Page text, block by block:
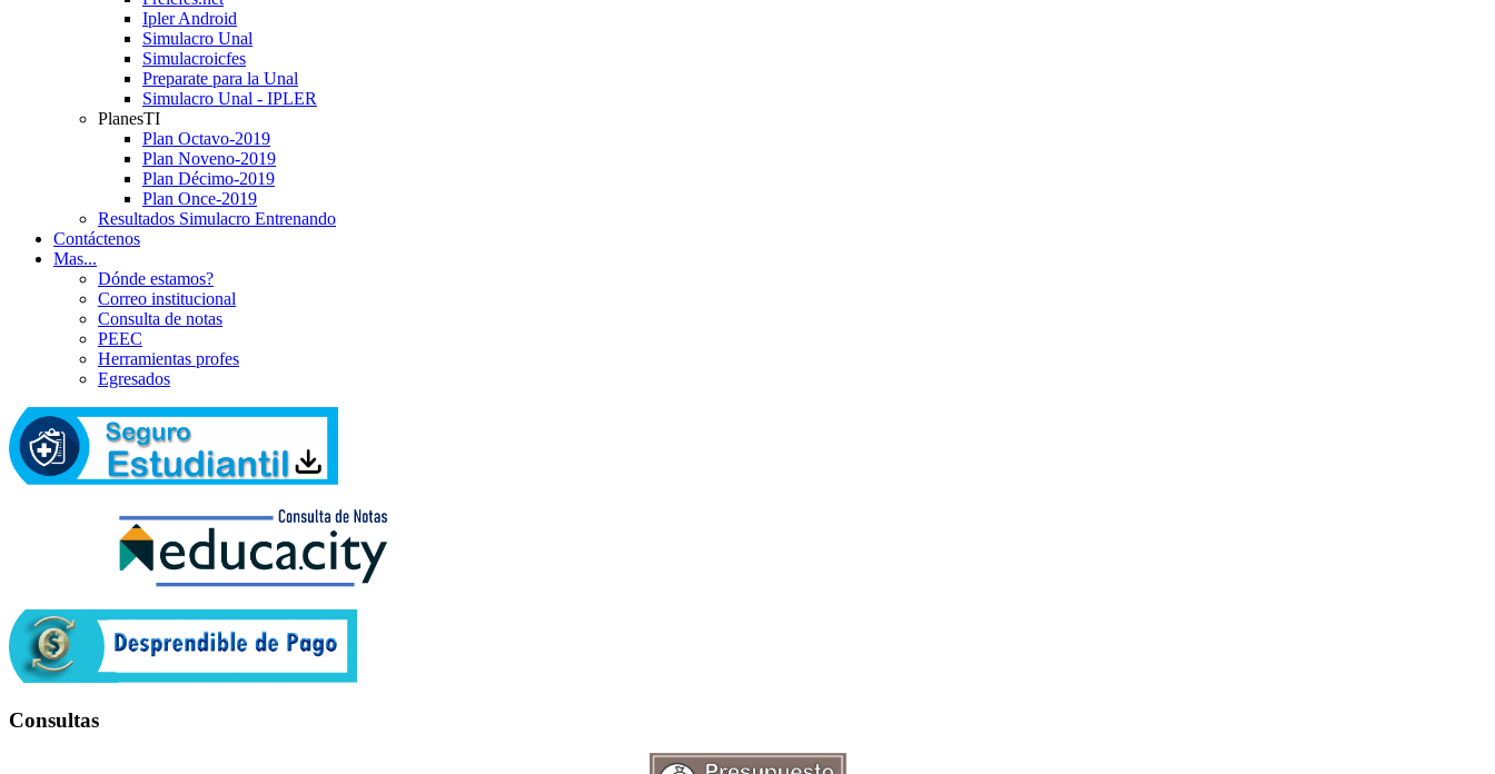
Ipler Android
Simulacro Unal
Simulacroicfes
Preparate para la Unal
Simulacro Unal - IPLER
PlanesTI
Plan Octavo-2019
Plan Noveno-2019
Plan Décimo-2019
Plan Once-2019
Resultados Simulacro Entrenando
Contáctenos
Mas...
Dónde estamos?
Correo institucional
Consulta de notas
PEEC
Herramientas profes
Egresados
Consultas